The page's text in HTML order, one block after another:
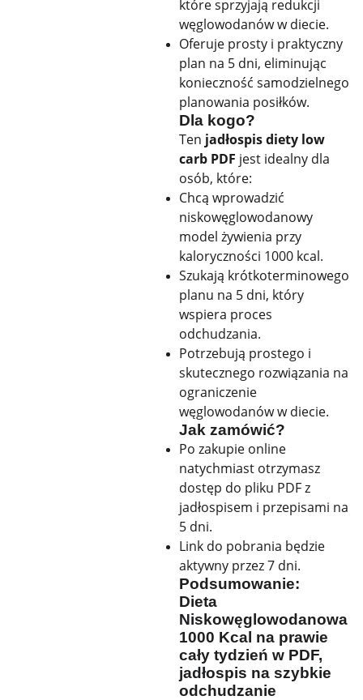
które sprzyjają redukcji
węglowodanów w diecie.
Oferuje prosty i praktyczny
plan na 5 dni, eliminując
konieczność samodzielnego
planowania posiłków.
Dla kogo?
Ten jadłospis diety low
carb PDF jest idealny dla
osób, które:
Chcą wprowadzić
niskowęglowodanowy
model żywienia przy
kaloryczności 1000 kcal.
Szukają krótkoterminowego
planu na 5 dni, który
wspiera proces
odchudzania.
Potrzebują prostego i
skutecznego rozwiązania na
ograniczenie
węglowodanów w diecie.
Jak zamówić?
Po zakupie online
natychmiast otrzymasz
dostęp do pliku PDF z
jadłospisem i przepisami na
5 dni.
Link do pobrania będzie
aktywny przez 7 dni.
Podsumowanie:
Dieta
Niskowęglowodanowa
1000 Kcal na prawie
cały tydzień w PDF,
jadłospis na szybkie
odchudzanie